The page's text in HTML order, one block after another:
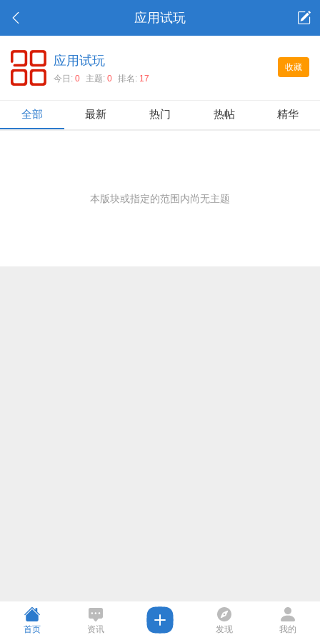
应用试玩
收藏
应用试玩
今日: 0 主题: 0 排名: 17
全部 最新 热门 热帖 精华
本版块或指定的范围内尚无主题
首页 资讯 发现 我的